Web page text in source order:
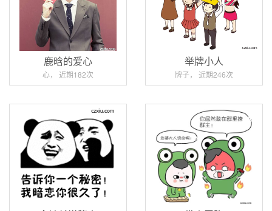
鹿晗的爱心
心， 近期182次
举牌小人
牌子， 近期246次